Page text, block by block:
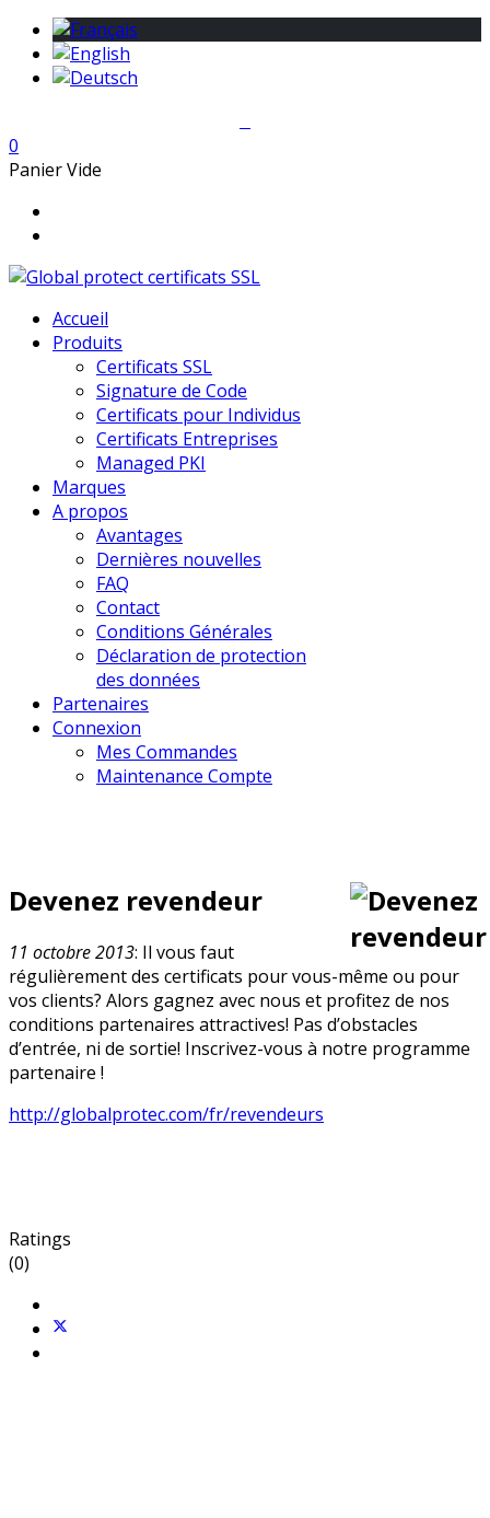
0
Panier Vide
Accueil
Produits
Certificats SSL
Signature de Code
Certificats pour Individus
Certificats Entreprises
Managed PKI
Marques
A propos
Avantages
Dernières nouvelles
FAQ
Contact
Conditions Générales
Déclaration de protection
des données
Partenaires
Connexion
Mes Commandes
Maintenance Compte
Devenez revendeur
11 octobre 2013: Il vous faut
régulièrement des certificats pour vous-même ou pour
vos clients? Alors gagnez avec nous et profitez de nos
conditions partenaires attractives! Pas d’obstacles
d’entrée, ni de sortie! Inscrivez-vous à notre programme
partenaire !
http://globalprotec.com/fr/revendeurs
Ratings
(0)